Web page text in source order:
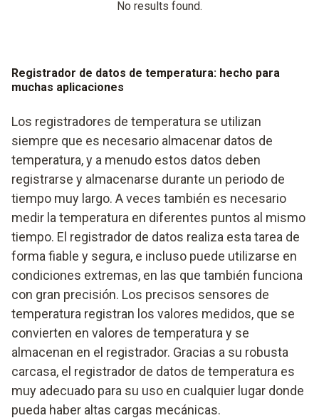
No results found.
Registrador de datos de temperatura: hecho para
muchas aplicaciones
Los registradores de temperatura se utilizan
siempre que es necesario almacenar datos de
temperatura, y a menudo estos datos deben
registrarse y almacenarse durante un periodo de
tiempo muy largo. A veces también es necesario
medir la temperatura en diferentes puntos al mismo
tiempo. El registrador de datos realiza esta tarea de
forma fiable y segura, e incluso puede utilizarse en
condiciones extremas, en las que también funciona
con gran precisión. Los precisos sensores de
temperatura registran los valores medidos, que se
convierten en valores de temperatura y se
almacenan en el registrador. Gracias a su robusta
carcasa, el registrador de datos de temperatura es
muy adecuado para su uso en cualquier lugar donde
pueda haber altas cargas mecánicas.